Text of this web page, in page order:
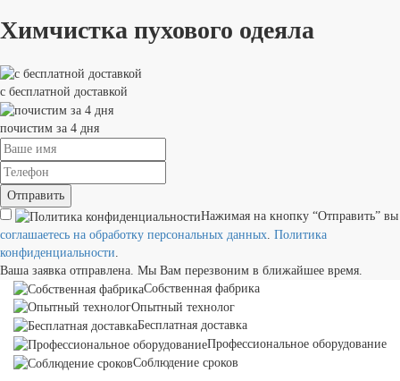
Химчистка пухового одеяла
с бесплатной доставкой
почистим за 4 дня
Отправить
Нажимая на кнопку “Отправить” вы
соглашаетесь на обработку персональных данных Политика
конфиденциальности
Ваша заявка отправлена. Мы Вам перезвоним в ближайшее время.
Собственная фабрика
Опытный технолог
Бесплатная доставка
Профессиональное оборудование
Соблюдение сроков